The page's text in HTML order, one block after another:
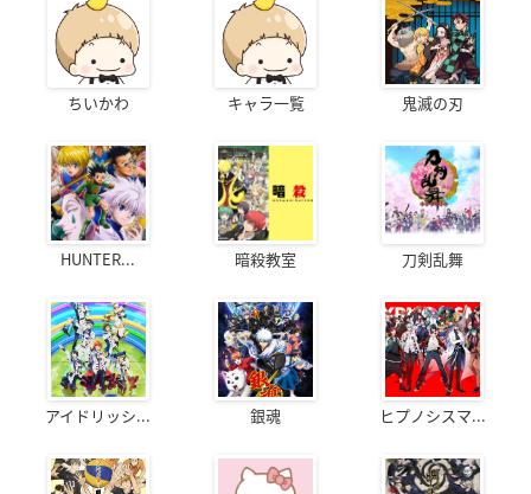
ちいかわ キャラ一覧 鬼滅の刃
HUNTER... 暗殺教室 刀剣乱舞
アイドリッシ... 銀魂 ヒプノシスマ...